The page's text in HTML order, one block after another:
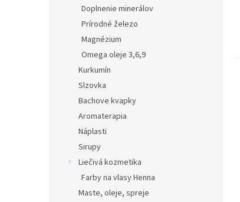
Doplnenie minerálov
Prírodné železo
Magnézium
Omega oleje 3,6,9
Kurkumín
Slzovka
Bachove kvapky
Aromaterapia
Náplasti
Sirupy
Liečivá kozmetika
Farby na vlasy Henna
Maste, oleje, spreje